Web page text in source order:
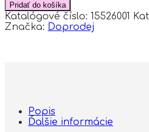
plienky
Lux,
2D
Pridať do košíka
Katalógové číslo: 15526001
Značka: Doprodej
Popis
Ďalšie informácie